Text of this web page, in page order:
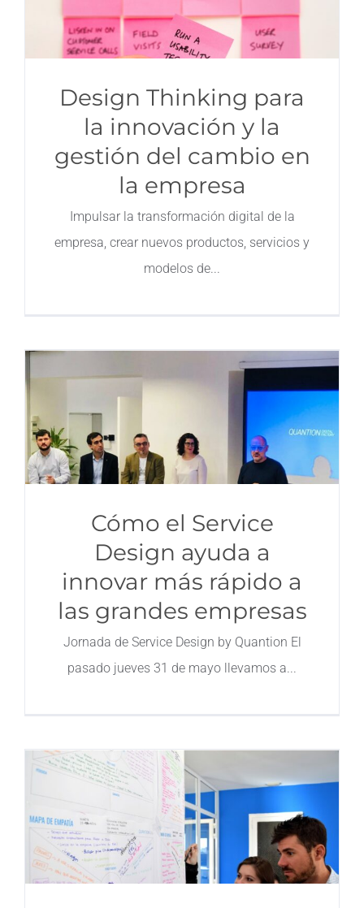
Design Thinking para
la innovación y la
gestión del cambio en
la empresa
Impulsar la transformación digital de la
empresa, crear nuevos productos, servicios y
modelos de
Cómo el Service
Design ayuda a
innovar más rápido a
las grandes empresas
Jornada de Service Design by Quantion El
pasado jueves 31 de mayo llevamos a